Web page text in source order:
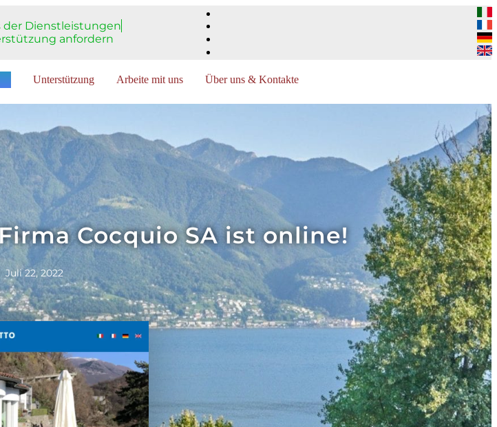
der Dienstleistungen
anfordern
Unterstützung Arbeite mit uns Über uns & Kontakte
Cocquio SA ist online!
Juli 22, 2022